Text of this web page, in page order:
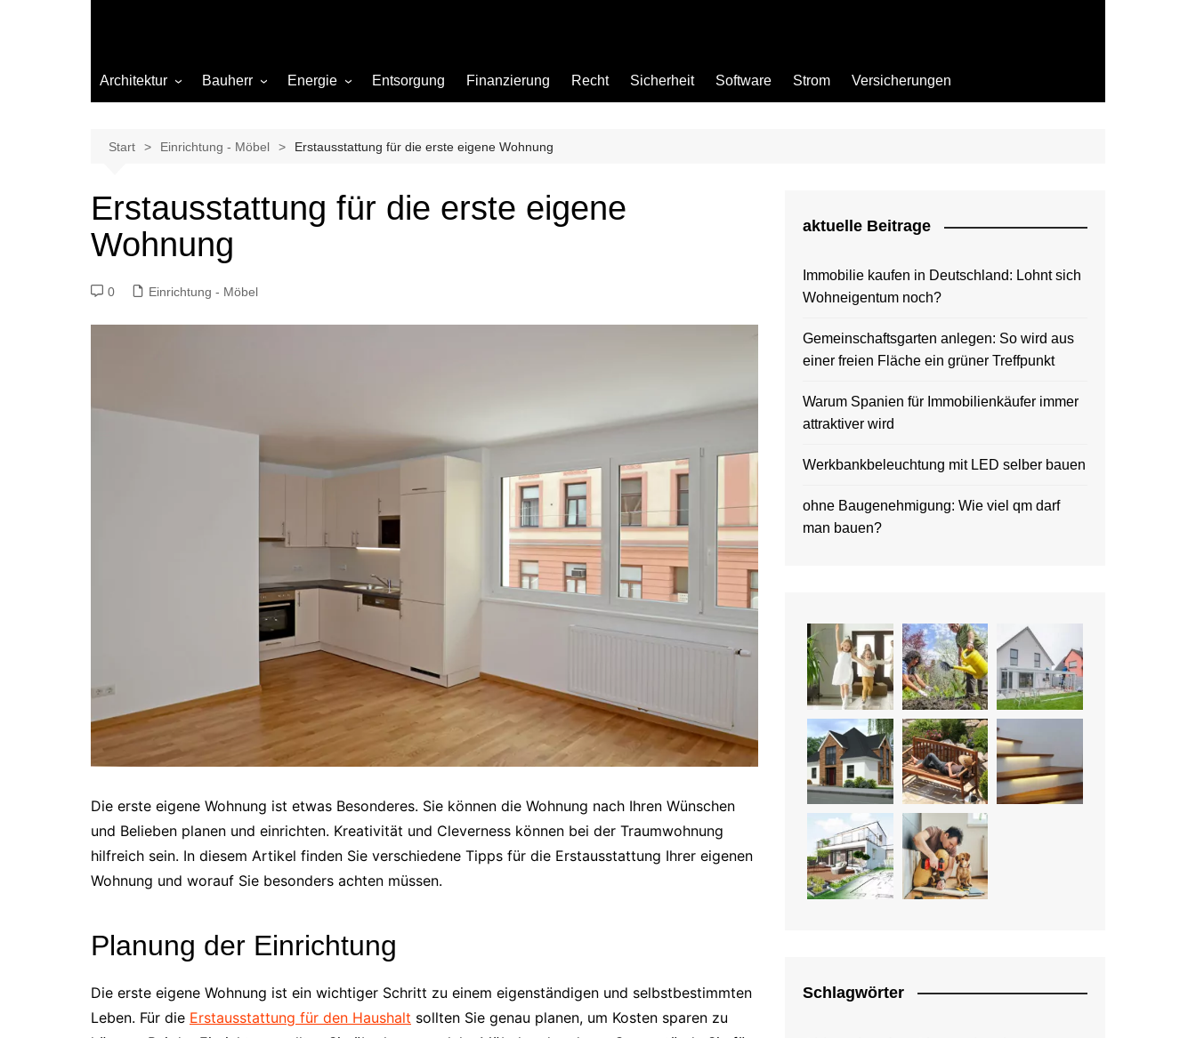
Architektur Bauherr
Beleuchtung
Büro
Materialien
Ökologisch bauen
Renovierung
Sanierung
Hygiene
Energie
Gas
Entsorgung Finanzierung Recht Sicherheit Software Strom Versicherungen
Start Einrichtung - Möbel Erstausstattung für die erste eigene Wohnung
Erstausstattung für die erste eigene
Wohnung
0 Einrichtung - Möbel
Die erste eigene Wohnung ist etwas Besonderes. Sie können die Wohnung nach Ihren Wünschen
und Belieben planen und einrichten. Kreativität und Cleverness können bei der Traumwohnung
hilfreich sein. In diesem Artikel finden Sie verschiedene Tipps für die Erstausstattung Ihrer eigenen
Wohnung und worauf Sie besonders achten müssen.
Planung der Einrichtung
Die erste eigene Wohnung ist ein wichtiger Schritt zu einem eigenständigen und selbstbestimmten
Leben. Für die Erstausstattung für den Haushalt sollten Sie genau planen, um Kosten sparen zu
aktuelle Beitrage
Immobilie kaufen in Deutschland: Lohnt sich
Wohneigentum noch?
Gemeinschaftsgarten anlegen: So wird aus
einer freien Fläche ein grüner Treffpunkt
Warum Spanien für Immobilienkäufer immer
attraktiver wird
Werkbankbeleuchtung mit LED selber bauen
ohne Baugenehmigung: Wie viel qm darf
man bauen?
Schlagwörter